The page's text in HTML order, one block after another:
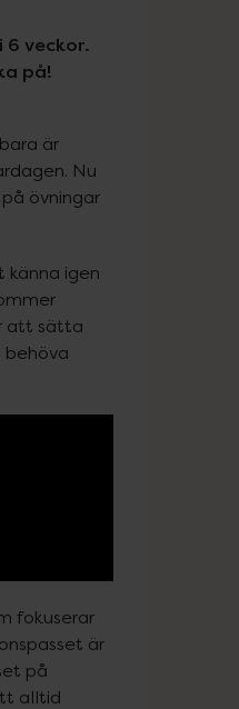
veckor.
på!
är
Nu
övningar
känna igen
att sätta
behöva
fokuserar
är
på
alltid